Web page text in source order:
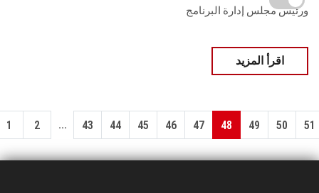
ورئيس مجلس إدارة البرنامج
اقرأ المزيد
1 2 ... 43 44 45 46 47 48 49 50 51